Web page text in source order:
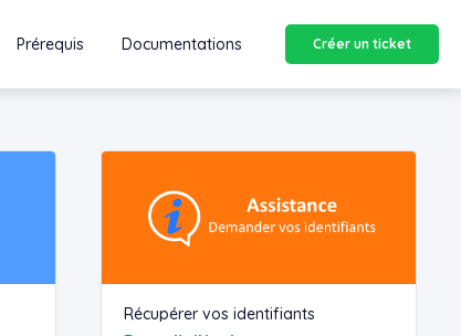
Prérequis Documentations Créer un ticket
Récupérer vos identifiants